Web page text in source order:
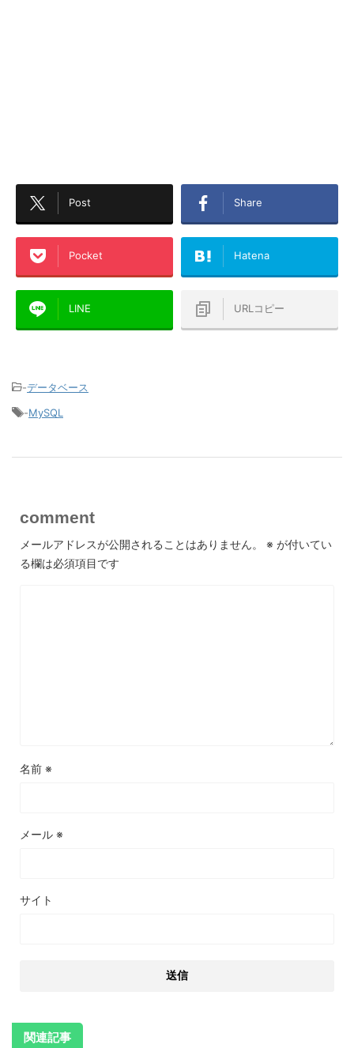
Post Share
Pocket Hatena
LINE URLコピー
-データベース
-MySQL
comment
メールアドレスが公開されることはありません。 ※ が付いてい
る欄は必須項目です
名前 ※
メール ※
サイト
関連記事